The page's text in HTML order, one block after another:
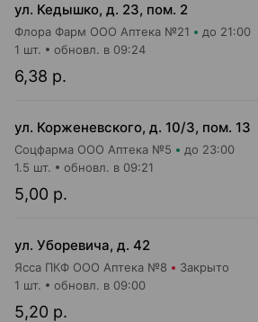
ул. Кедышко, д. 23, пом. 2
Флора Фарм ООО Аптека №21 до 21:00
6,38 р.
1 шт. обновл. в 09:24
ул. Корженевского, д. 10/3, пом. 13
Соцфарма ООО Аптека №5 до 23:00
5,00 р.
1.5 шт. обновл. в 09:21
ул. Уборевича, д. 42
Ясса ПКФ ООО Аптека №8 Закрыто
5,20 р.
1 шт. обновл. в 09:00